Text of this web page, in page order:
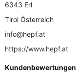
6343 Erl
Tirol Österreich
info@hepf.at
https://www.hepf.at
Kundenbewertungen